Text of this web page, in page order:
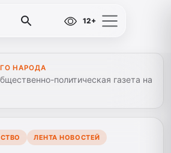
12+
НАРОДА
политическая газета на
ЛЕНТА НОВОСТЕЙ